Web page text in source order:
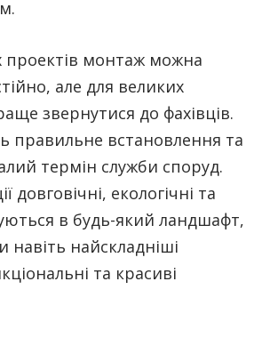
проектів монтаж можна
але для великих
звернутися до фахівців.
правильне встановлення та
термін служби споруд.
довговічні, екологічні та
в будь-який ландшафт,
найскладніші
та красиві